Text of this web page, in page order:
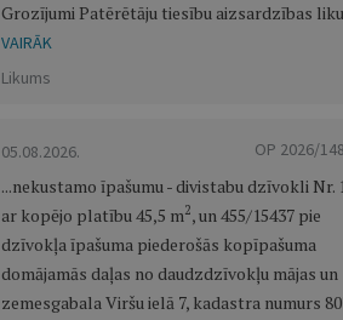
Grozījumi Patērētāju tiesību aizsardzības
VAIRĀK
Likums
05.08.2026. OP 2026/
...nekustamo īpašumu - divistabu dzīvokli Nr.
ar kopējo platību 45,5 m2, un 455/15437 pie
dzīvokļa īpašuma piederošās kopīpašuma
domājamās daļas no daudzdzīvokļu mājas un
zemesgabala Viršu ielā 7, kadastra numurs